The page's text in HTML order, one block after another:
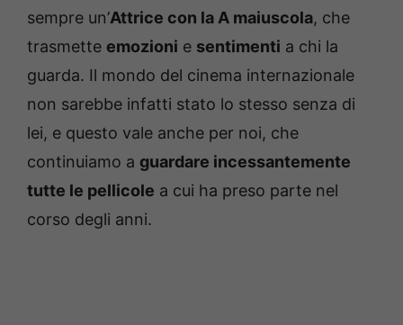
sempre un’Attrice con la A maiuscola, che
trasmette emozioni e sentimenti a chi la
guarda. Il mondo del cinema internazionale
non sarebbe infatti stato lo stesso senza di
lei, e questo vale anche per noi, che
continuiamo a guardare incessantemente
tutte le pellicole a cui ha preso parte nel
corso degli anni.